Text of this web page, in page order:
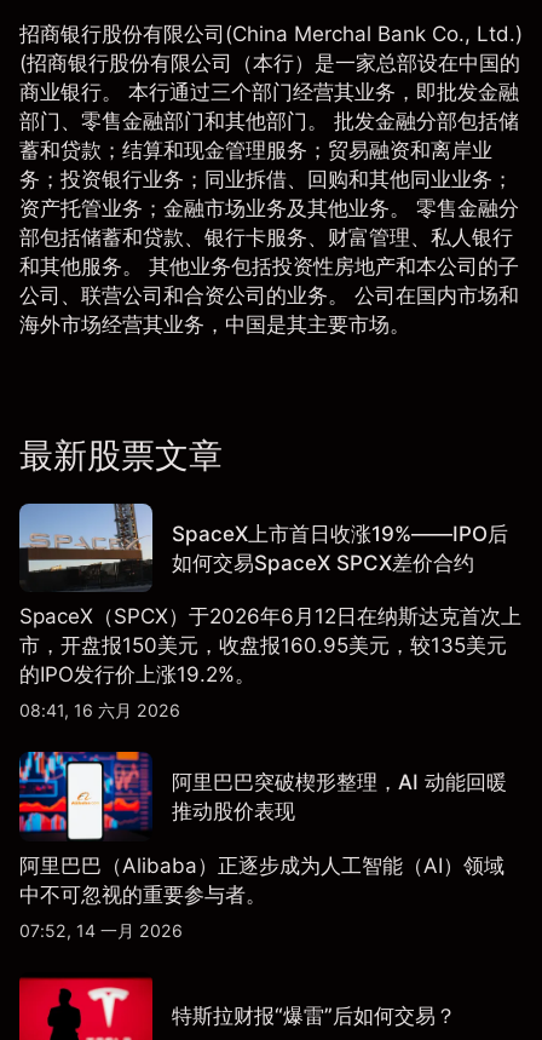
招商银行股份有限公司(China Merchal Bank Co., Ltd.)
(招商银行股份有限公司（本行）是一家总部设在中国的
商业银行。 本行通过三个部门经营其业务，即批发金融
部门、零售金融部门和其他部门。 批发金融分部包括储
蓄和贷款；结算和现金管理服务；贸易融资和离岸业
务；投资银行业务；同业拆借、回购和其他同业业务；
资产托管业务；金融市场业务及其他业务。 零售金融分
部包括储蓄和贷款、银行卡服务、财富管理、私人银行
和其他服务。 其他业务包括投资性房地产和本公司的子
公司、联营公司和合资公司的业务。 公司在国内市场和
海外市场经营其业务，中国是其主要市场。
最新股票文章
SpaceX上市首日收涨19%——IPO后
如何交易SpaceX SPCX差价合约
SpaceX（SPCX）于2026年6月12日在纳斯达克首次上
市，开盘报150美元，收盘报160.95美元，较135美元
的IPO发行价上涨19.2%。
08:41, 16 六月 2026
阿里巴巴突破楔形整理，AI 动能回暖
推动股价表现
阿里巴巴（Alibaba）正逐步成为人工智能（AI）领域
中不可忽视的重要参与者。
07:52, 14 一月 2026
特斯拉财报“爆雷”后如何交易？